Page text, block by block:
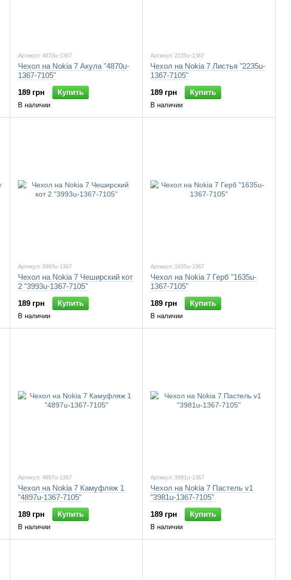
Артикул: 4870u-1367
Чехол на Nokia 7 Акула "4870u-
1367-7105"
189 грн
Купить
В наличии
Артикул: 2235u-1367
Чехол на Nokia 7 Листья "2235u-
1367-7105"
189 грн
Купить
В наличии
Артикул: 3993u-1367
Чехол на Nokia 7 Чеширский кот
2 "3993u-1367-7105"
189 грн
Купить
В наличии
Артикул: 1635u-1367
Чехол на Nokia 7 Герб "1635u-
1367-7105"
189 грн
Купить
В наличии
Артикул: 4897u-1367
Чехол на Nokia 7 Камуфляж 1
"4897u-1367-7105"
189 грн
Купить
В наличии
Артикул: 3981u-1367
Чехол на Nokia 7 Пастель v1
"3981u-1367-7105"
189 грн
Купить
В наличии